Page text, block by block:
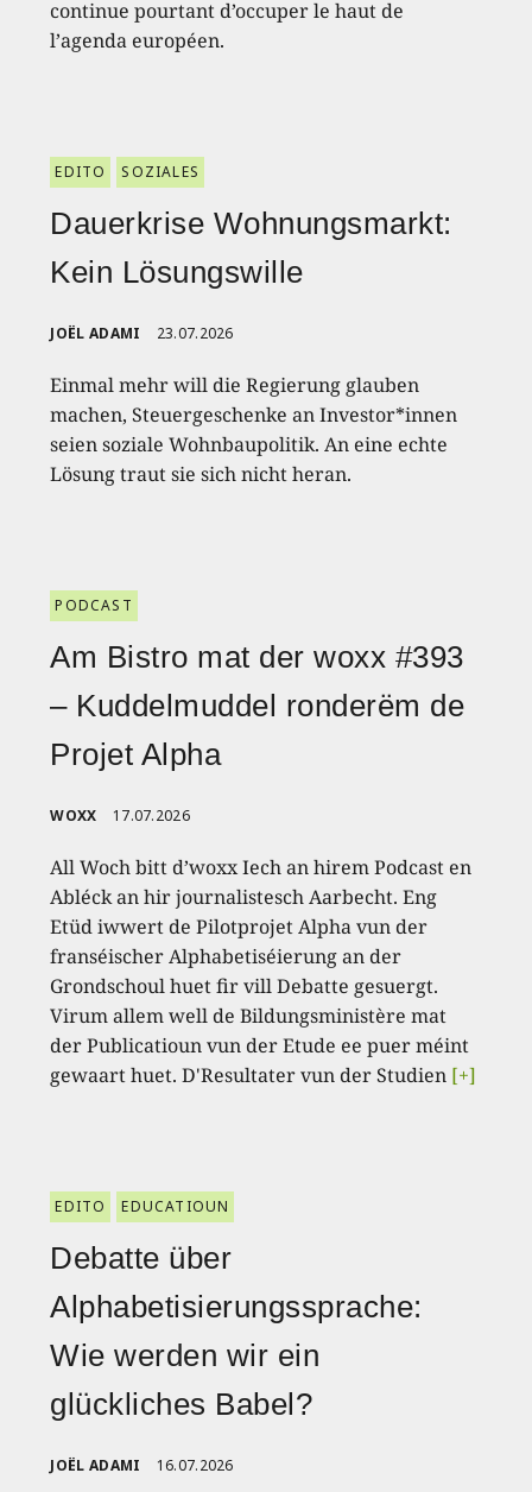
continue pourtant d’occuper le haut de
l’agenda européen.
EDITO SOZIALES
Dauerkrise Wohnungsmarkt:
Kein Lösungswille
JOËL ADAMI 23.07.2026
Einmal mehr will die Regierung glauben
machen, Steuergeschenke an Investor*innen
seien soziale Wohnbaupolitik. An eine echte
Lösung traut sie sich nicht heran.
PODCAST
Am Bistro mat der woxx #393
– Kuddelmuddel ronderëm de
Projet Alpha
WOXX 17.07.2026
All Woch bitt d’woxx Iech an hirem Podcast en
Abléck an hir journalistesch Aarbecht. Eng
Etüd iwwert de Pilotprojet Alpha vun der
franséischer Alphabetiséierung an der
Grondschoul huet fir vill Debatte gesuergt.
Virum allem well de Bildungsministère mat
der Publicatioun vun der Etude ee puer méint
gewaart huet. D'Resultater vun der Studien [+]
EDITO EDUCATIOUN
Debatte über
Alphabetisierungssprache:
Wie werden wir ein
glückliches Babel?
JOËL ADAMI 16.07.2026